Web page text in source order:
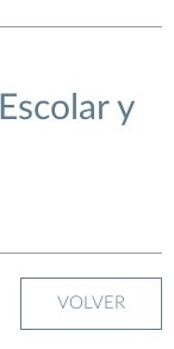
y
VOLVER